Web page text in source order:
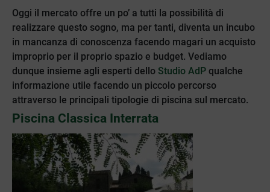
Oggi il mercato offre un po’ a tutti la possibilità di
realizzare questo sogno, ma per tanti, diventa un incubo
in mancanza di conoscenza facendo magari un acquisto
improprio per il proprio spazio e budget. Vediamo
dunque insieme agli esperti dello Studio AdP qualche
informazione utile facendo un piccolo percorso
attraverso le principali tipologie di piscina sul mercato.
Piscina Classica Interrata